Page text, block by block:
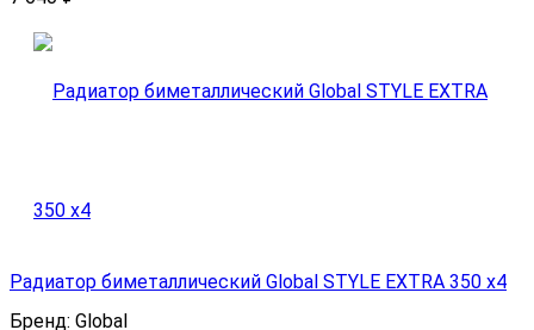
Радиатор биметаллический Global STYLE EXTRA 350 х4
Бренд: Global